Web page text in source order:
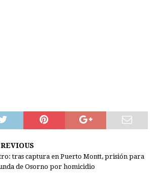
tras captura en Puerto Montt, prisión para
de Osorno por homicidio